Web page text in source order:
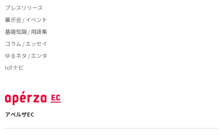
プレスリリース
展示会 / イベント
基礎知識 / 用語集
コラム / エッセイ
ゆるネタ / エンタ
IoTナビ
アペルザEC